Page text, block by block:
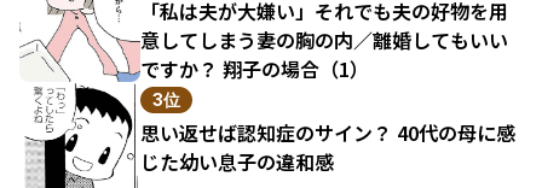
「私は夫が大嫌い」それでも夫の好物を用
意してしまう妻の胸の内／離婚してもいい
ですか？ 翔子の場合（1）
3位
思い返せば認知症のサイン？ 40代の母に感
じた幼い息子の違和感